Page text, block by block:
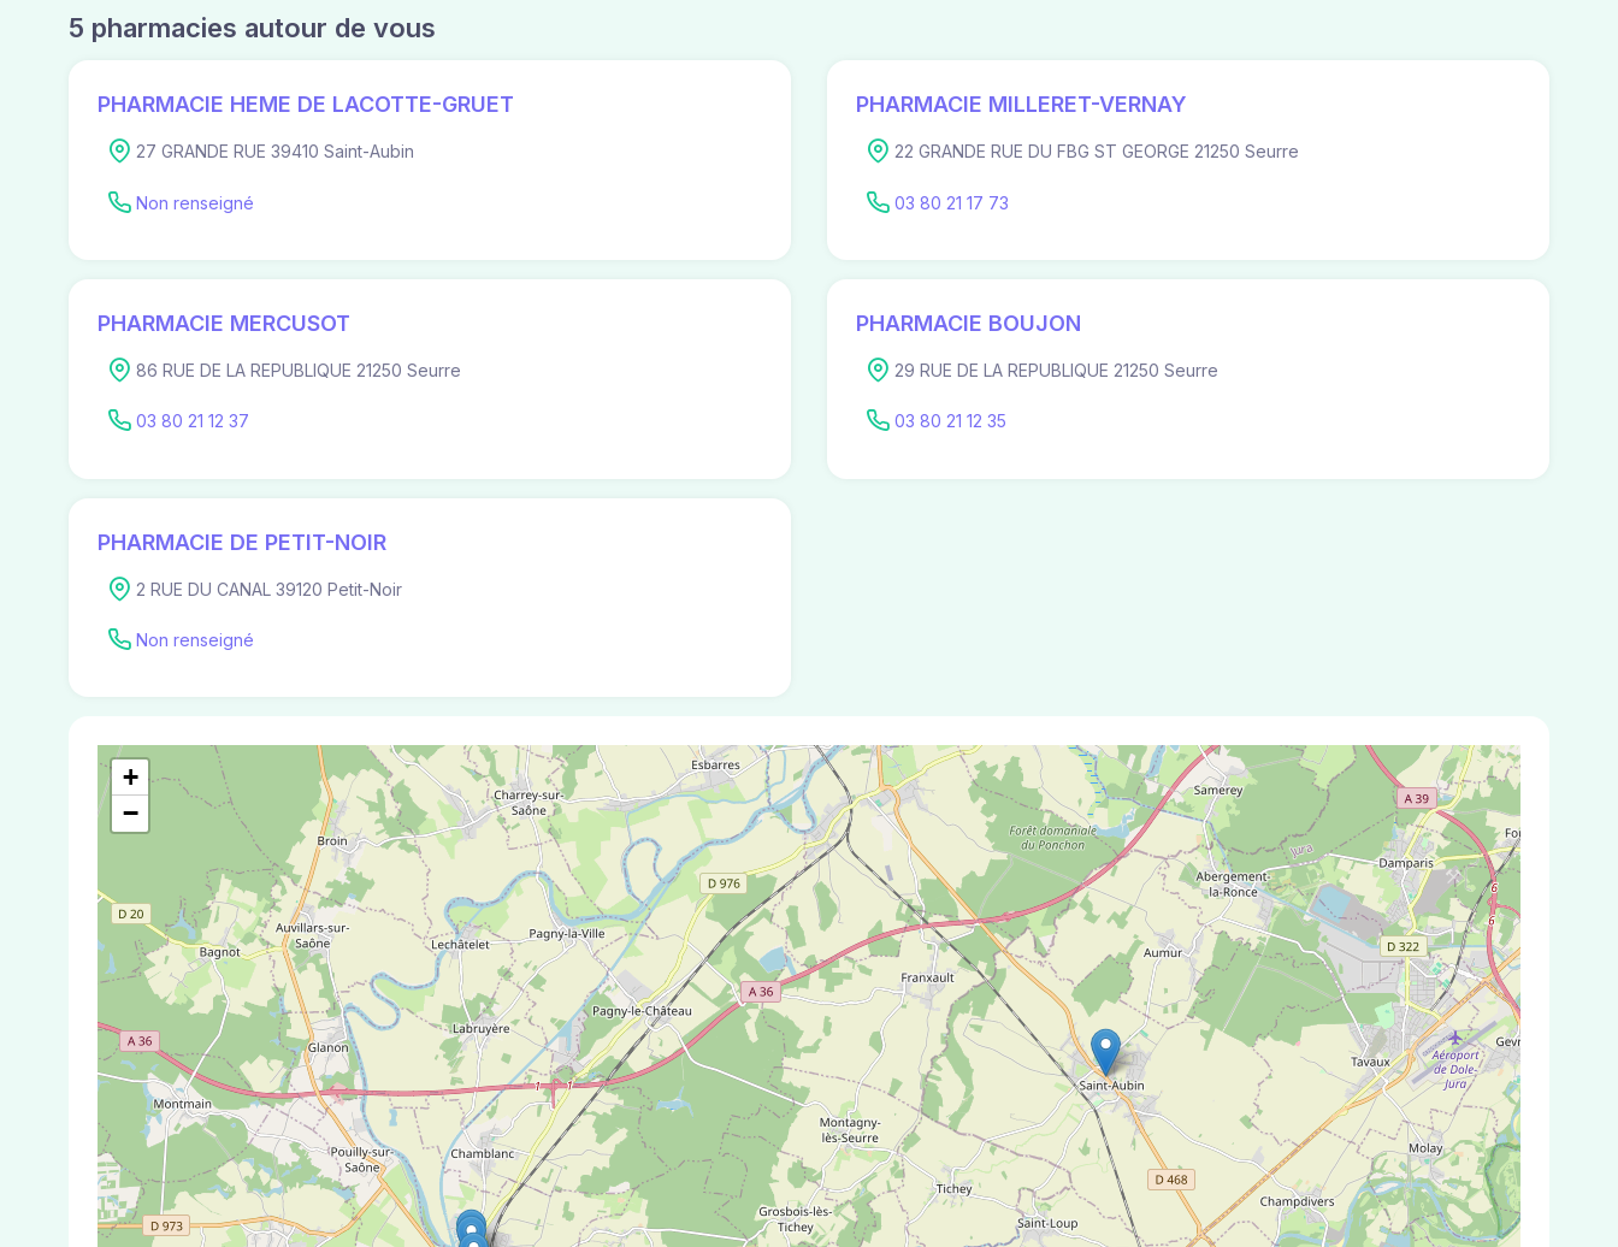
5 pharmacies autour de vous
PHARMACIE HEME DE LACOTTE-GRUET
27 GRANDE RUE 39410 Saint-Aubin
Non renseigné
PHARMACIE MILLERET-VERNAY
22 GRANDE RUE DU FBG ST GEORGE 21250 Seurre
03 80 21 17 73
PHARMACIE MERCUSOT
86 RUE DE LA REPUBLIQUE 21250 Seurre
03 80 21 12 37
PHARMACIE BOUJON
29 RUE DE LA REPUBLIQUE 21250 Seurre
03 80 21 12 35
PHARMACIE DE PETIT-NOIR
2 RUE DU CANAL 39120 Petit-Noir
Non renseigné
+
−